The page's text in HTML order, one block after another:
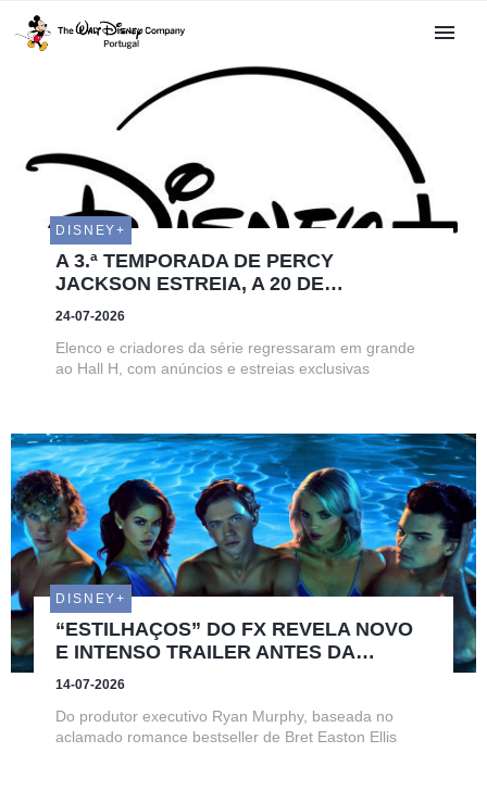
DISNEY+
A 3.ª TEMPORADA DE PERCY
JACKSON ESTREIA, A 20 DE
NOVEMBRO, NO DISNEY+
24-07-2026
Elenco e criadores da série regressaram em grande
ao Hall H, com anúncios e estreias exclusivas
DISNEY+
“ESTILHAÇOS” DO FX REVELA NOVO
E INTENSO TRAILER ANTES DA
ESTREIA EM EXCLUSIVO NO DISNEY+
14-07-2026
Do produtor executivo Ryan Murphy, baseada no
aclamado romance bestseller de Bret Easton Ellis